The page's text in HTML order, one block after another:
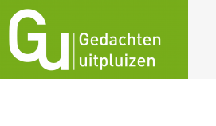
Ga
naar
inhoud